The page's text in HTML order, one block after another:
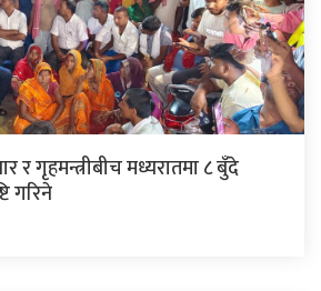
र गृहमन्त्रीबीच मध्यरातमा ८ बुँदे
गरिने